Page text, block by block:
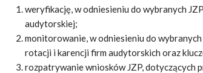
weryfikację, w odniesieniu do wybranych
audytorskiej;
monitorowanie, w odniesieniu do
rotacji i karencji firm audytorskich oraz
rozpatrywanie wniosków JZP, dotyczących